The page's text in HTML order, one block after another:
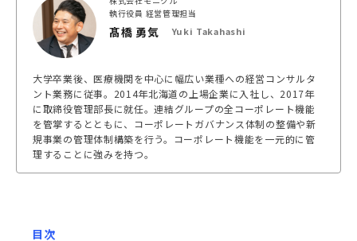
執行役員 経営管理担当
髙橋 勇気 Yuki Takahashi
大学卒業後、医療機関を中心に幅広い業種への経営コンサルタ
ント業務に従事。2014年北海道の上場企業に入社し、2017年
に取締役管理部長に就任。連結グループの全コーポレート機能
を管掌するとともに、コーポレートガバナンス体制の整備や新
規事業の管理体制構築を行う。コーポレート機能を一元的に管
理することに強みを持つ。
目次